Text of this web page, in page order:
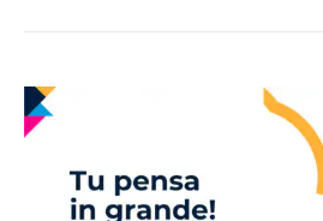
Idee
di
stampa
grande